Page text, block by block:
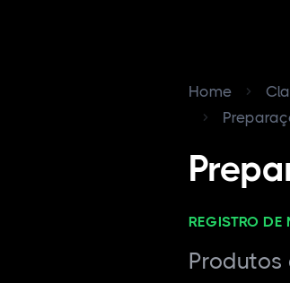
Home
REGISTRO DE